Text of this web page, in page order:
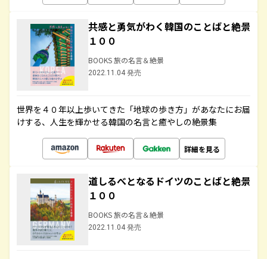
共感と勇気がわく韓国のことばと絶景
１００
BOOKS 旅の名言＆絶景
2022.11.04 発売
世界を４０年以上歩いてきた「地球の歩き方」があなたにお届
けする、人生を輝かせる韓国の名言と癒やしの絶景集
詳細を見る
道しるべとなるドイツのことばと絶景
１００
BOOKS 旅の名言＆絶景
2022.11.04 発売